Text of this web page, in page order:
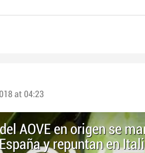
at 04:23
AOVE en origen se
y repuntan en